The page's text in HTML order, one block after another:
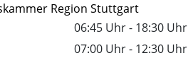
Region Stuttgart
06:45 Uhr- 18:30 Uhr
07:00 Uhr- 12:30 Uhr